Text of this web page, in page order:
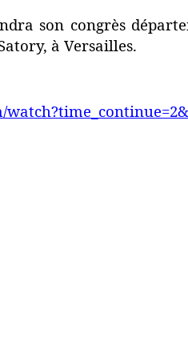
son congrès
à Versailles.